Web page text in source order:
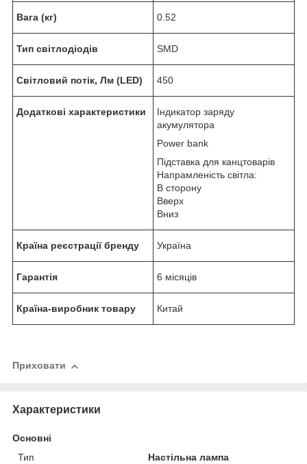
Вага (кг) 0.52
Тип світлодіодів SMD
Світловий потік, Лм (LED) 450
Додаткові характеристики
Індикатор заряду
акумулятора
Power bank
Підставка для канцтоварів
Напрамленість світла:
В сторону
Вверх
Вниз
Країна реєстрації бренду Україна
Гарантія 6 місяців
Країна-виробник товару Китай
Приховати
Характеристики
Основні
Тип
Настільна лампа